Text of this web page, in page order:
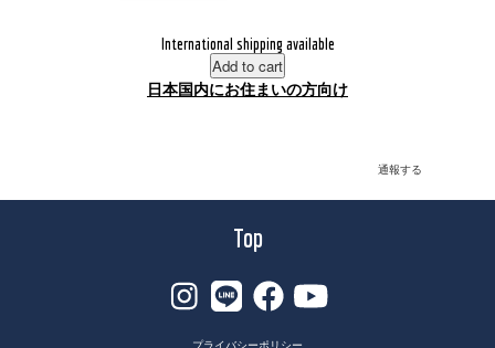
International shipping available
Add to cart
日本国内にお住まいの方向け
通報する
Top
プライバシーポリシー